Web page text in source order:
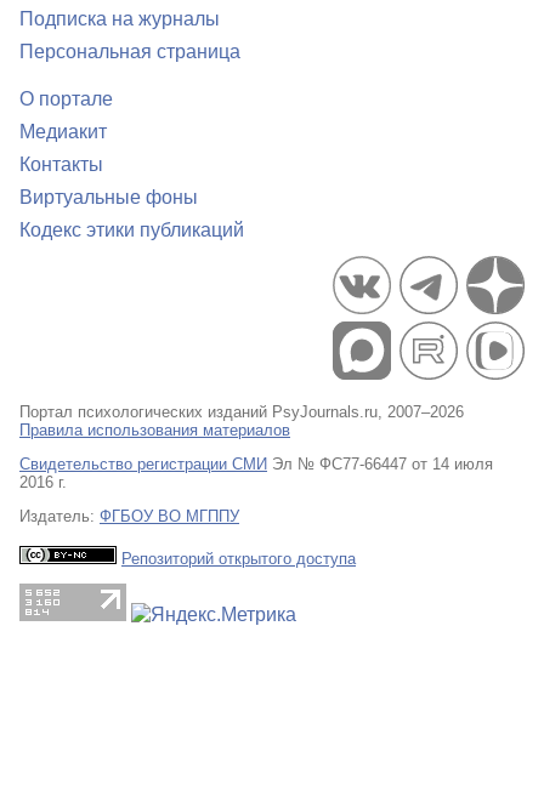
Подписка на журналы
Персональная страница
О портале
Медиакит
Контакты
Виртуальные фоны
Кодекс этики публикаций
Портал психологических изданий PsyJournals.ru, 2007–2026
Правила использования материалов
Свидетельство регистрации СМИ Эл № ФС77-66447 от 14 июля
2016 г.
Издатель: ФГБОУ ВО МГППУ
Репозиторий открытого доступа